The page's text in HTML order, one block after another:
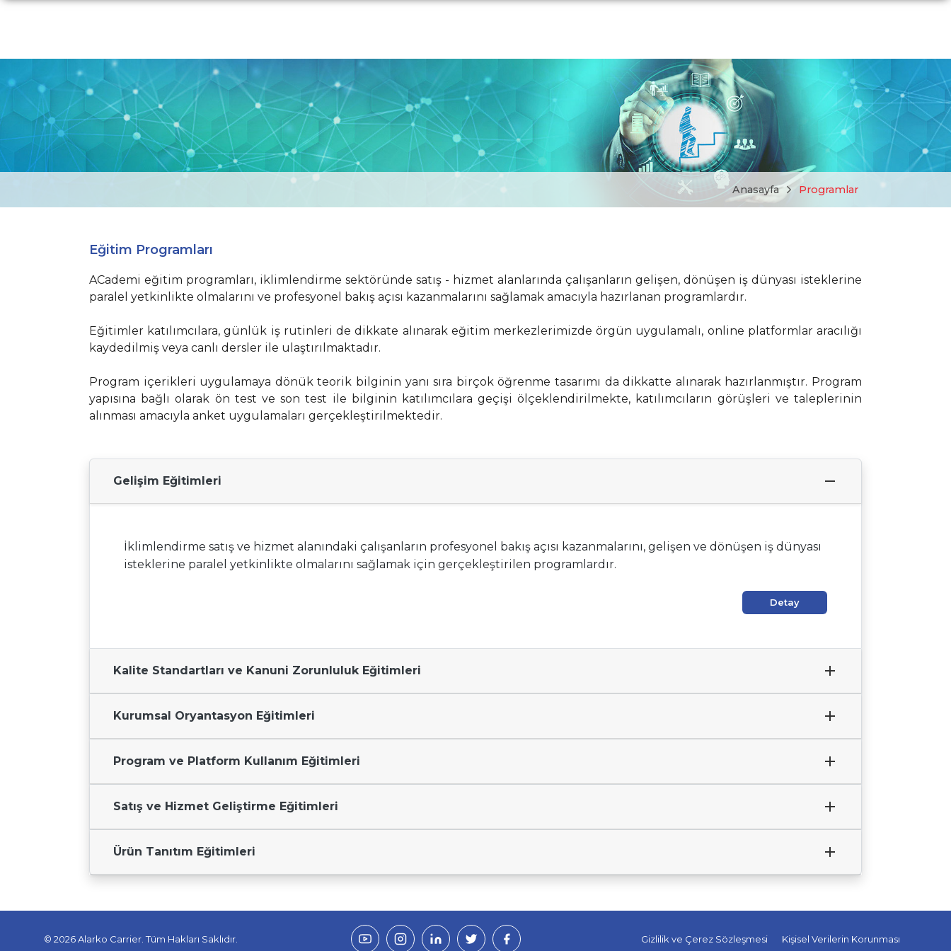
Anasayfa Programlar
Eğitim Programları
ACademi eğitim programları, iklimlendirme sektöründe satış - hizmet alanlarında çalışanların gelişen, dönüşen iş dünyası isteklerine
paralel yetkinlikte olmalarını ve profesyonel bakış açısı kazanmalarını sağlamak amacıyla hazırlanan programlardır.
Eğitimler katılımcılara, günlük iş rutinleri de dikkate alınarak eğitim merkezlerimizde örgün uygulamalı, online platformlar aracılığı
kaydedilmiş veya canlı dersler ile ulaştırılmaktadır.
Program içerikleri uygulamaya dönük teorik bilginin yanı sıra birçok öğrenme tasarımı da dikkatte alınarak hazırlanmıştır. Program
yapısına bağlı olarak ön test ve son test ile bilginin katılımcılara geçişi ölçeklendirilmekte, katılımcıların görüşleri ve taleplerinin
alınması amacıyla anket uygulamaları gerçekleştirilmektedir.
Gelişim Eğitimleri
İklimlendirme satış ve hizmet alanındaki çalışanların profesyonel bakış açısı kazanmalarını, gelişen ve dönüşen iş dünyası
isteklerine paralel yetkinlikte olmalarını sağlamak için gerçekleştirilen programlardır.
Detay
Kalite Standartları ve Kanuni Zorunluluk Eğitimleri
Kurumsal Oryantasyon Eğitimleri
Program ve Platform Kullanım Eğitimleri
Satış ve Hizmet Geliştirme Eğitimleri
Ürün Tanıtım Eğitimleri
© 2026Alarko Carrier . Tüm Hakları Saklıdır. Gizlilik ve Çerez Sözleşmesi Kişisel Verilerin Korunması